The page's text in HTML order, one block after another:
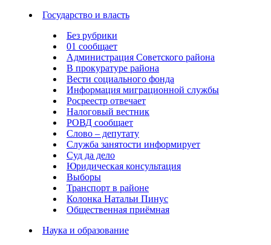
Государство и власть
Без рубрики
01 сообщает
Администрация Советского района
В прокуратуре района
Вести социального фонда
Информация миграционной службы
Росреестр отвечает
Налоговый вестник
РОВД сообщает
Слово – депутату
Служба занятости информирует
Суд да дело
Юридическая консультация
Выборы
Транспорт в районе
Колонка Натальи Пинус
Общественная приёмная
Наука и образование